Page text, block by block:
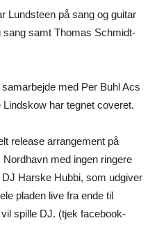
Lundsteen på sang og guitar
samt Thomas Schmidt-
med Per Buhl Acs
har tegnet coveret.
release arrangement på
med ingen ringere
Harske Hubbi, som udgiver
pladen live fra ende til
spille DJ. (tjek facebook-